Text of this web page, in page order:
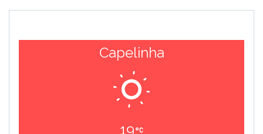
Capelinha
19